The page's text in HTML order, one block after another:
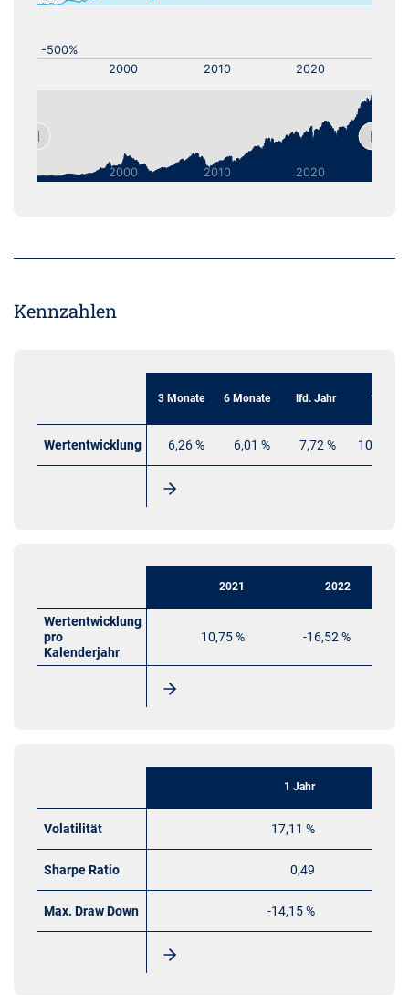
Kennzahlen
3 Monate 6 Monate lfd. Jahr 1 Jahr
Wertentwicklung 6,26 % 6,01 % 7,72 % 10,33 %
2021 2022
Wertentwicklung
pro
Kalenderjahr
10,75 % -16,52 %
1 Jahr
Volatilität 17,11 %
Sharpe Ratio 0,49
Max. Draw Down -14,15 %